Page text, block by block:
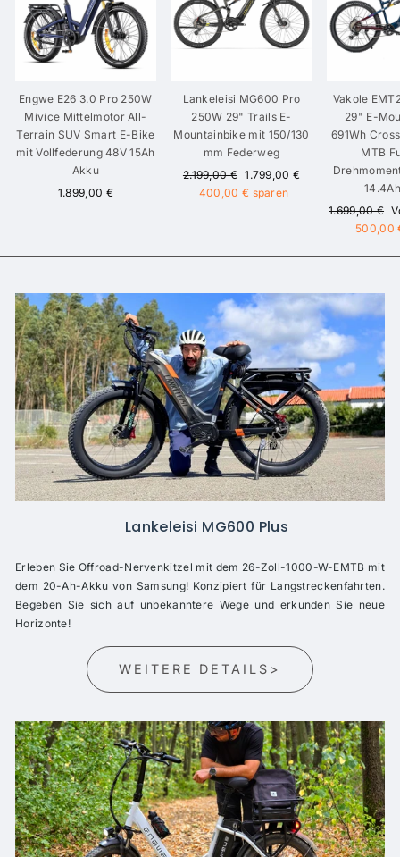
Engwe E26 3.0 Pro 250W
Mivice Mittelmotor All-
Terrain SUV Smart E-Bike
mit Vollfederung 48V 15Ah
Akku
1.899,00 €
Lankeleisi MG600 Pro
250W 29" Trails E-
Mountainbike mit 150/130
mm Federweg
Normaler
Preis
2.199,00 € Sonderpreis
1.799,00 €
400,00 € sparen
Vakole
29" E-
691Wh
MTB
Normaler
1.699,00 €
500,00
Lankeleisi MG600 Plus
Erleben Sie Offroad-Nervenkitzel mit dem 26-Zoll-1000-W-EMTB mit
dem 20-Ah-Akku von Samsung! Konzipiert für Langstreckenfahrten.
Begeben Sie sich auf unbekanntere Wege und erkunden Sie neue
Horizonte!
WEITERE DETAILS>